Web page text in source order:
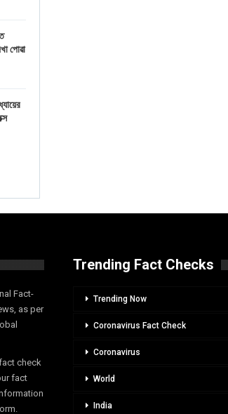
পোৱা
Fact-
as per
check
fact
Trending Fact Checks
Trending Now
Coronavirus Fact Check
Coronavirus
World
India